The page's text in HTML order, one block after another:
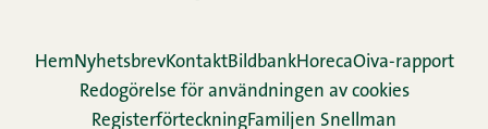
HemNyhetsbrevKontaktBildbankHorecaOiva-rapport
Redogörelse för användningen av cookies
Re­gis­ter­för­teck­ningFamiljen Snellman